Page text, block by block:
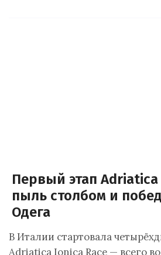
Первый этап Adriatica
пыль столбом и
Одега
В Италии стартовала
Adriatica Ionica Race — всего